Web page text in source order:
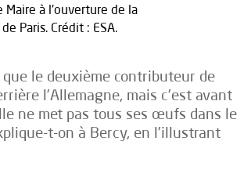
Maire à l'ouverture de la
Paris. Crédit : ESA.
que le deuxième contributeur de
l’Allemagne, mais c’est avant
ne met pas tous ses œufs dans le
t-on à Bercy, en l’illustrant